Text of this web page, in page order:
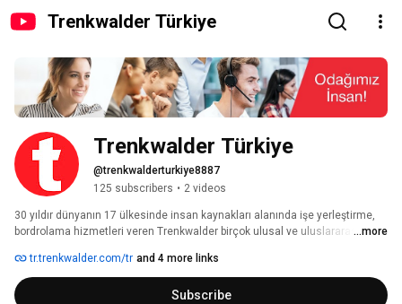
Trenkwalder Türkiye
Trenkwalder Türkiye
@trenkwalderturkiye8887
125 subscribers • 2 videos
30 yıldır dünyanın 17 ülkesinde insan kaynakları alanında işe yerleştirme,
bordrolama hizmetleri veren Trenkwalder birçok ulusal ve uluslararası
hizmetler sunar.
...more
tr.trenkwalder.com/tr and 4 more links
Subscribe